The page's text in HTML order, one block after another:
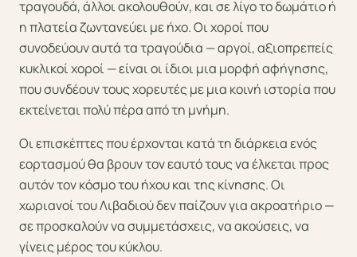
τραγουδά, άλλοι ακολουθούν, και σε λίγο το δωμάτιο ή
η πλατεία ζωντανεύει με ήχο. Οι χοροί που
συνοδεύουν αυτά τα τραγούδια — αργοί, αξιοπρεπείς
κυκλικοί χοροί — είναι οι ίδιοι μια μορφή αφήγησης,
που συνδέουν τους χορευτές με μια κοινή ιστορία που
εκτείνεται πολύ πέρα από τη μνήμη.
Οι επισκέπτες που έρχονται κατά τη διάρκεια ενός
εορτασμού θα βρουν τον εαυτό τους να έλκεται προς
αυτόν τον κόσμο του ήχου και της κίνησης. Οι
χωριανοί του Λιβαδιού δεν παίζουν για ακροατήριο —
σε προσκαλούν να συμμετάσχεις, να ακούσεις, να
γίνεις μέρος του κύκλου.